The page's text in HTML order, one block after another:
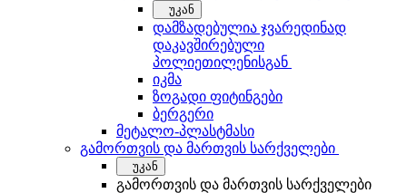
უკან
დამზადებულია ჯვარედინად
დაკავშირებული
პოლიეთილენისგან
იკმა
ზოგადი ფიტინგები
ბერგერი
მეტალო-პლასტმასი
გამორთვის და მართვის სარქველები
უკან
გამორთვის და მართვის სარქველები